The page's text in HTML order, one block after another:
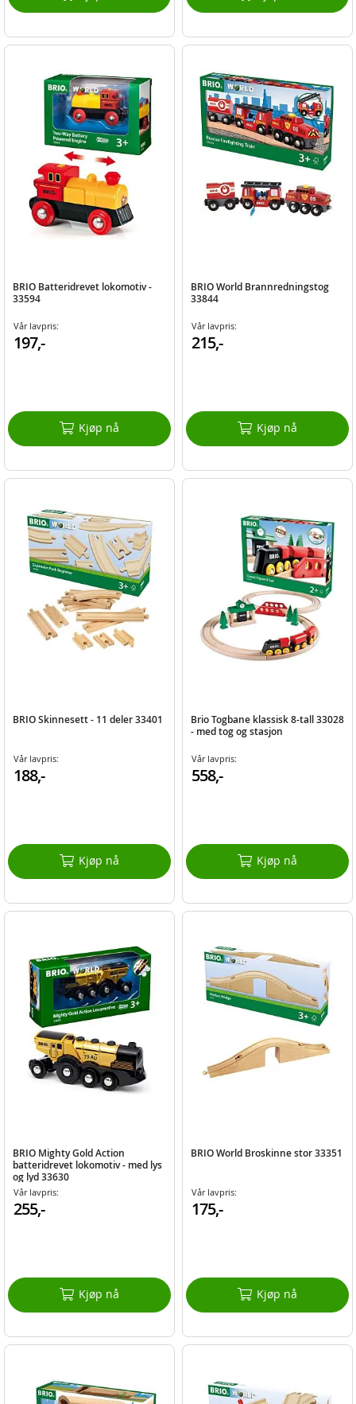
BRIO Batteridrevet lokomotiv -
33594
Vår lavpris:
197,-
Kjøp nå
BRIO World Brannredningstog
33844
Vår lavpris:
215,-
Kjøp nå
BRIO Skinnesett - 11 deler 33401
Vår lavpris:
188,-
Kjøp nå
Brio Togbane klassisk 8-tall 33028
- med tog og stasjon
Vår lavpris:
558,-
Kjøp nå
BRIO Mighty Gold Action
batteridrevet lokomotiv - med lys
og lyd 33630
Vår lavpris:
255,-
Kjøp nå
BRIO World Broskinne stor 33351
Vår lavpris:
175,-
Kjøp nå